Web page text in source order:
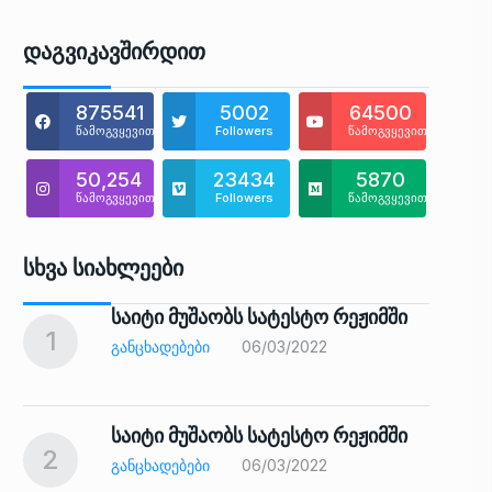
Დაგვიკავშირდით
875541
წამოგვყევით
5002
Followers
64500
წამოგვყევით
50,254
წამოგვყევით
23434
Followers
5870
წამოგვყევით
Სხვა Სიახლეები
1
საიტი მუშაობს სატესტო რეჟიმში
ᲒᲐᲜᲪᲮᲐᲓᲔᲑᲔᲑᲘ 06/03/2022
2
საიტი მუშაობს სატესტო რეჟიმში
ᲒᲐᲜᲪᲮᲐᲓᲔᲑᲔᲑᲘ 06/03/2022